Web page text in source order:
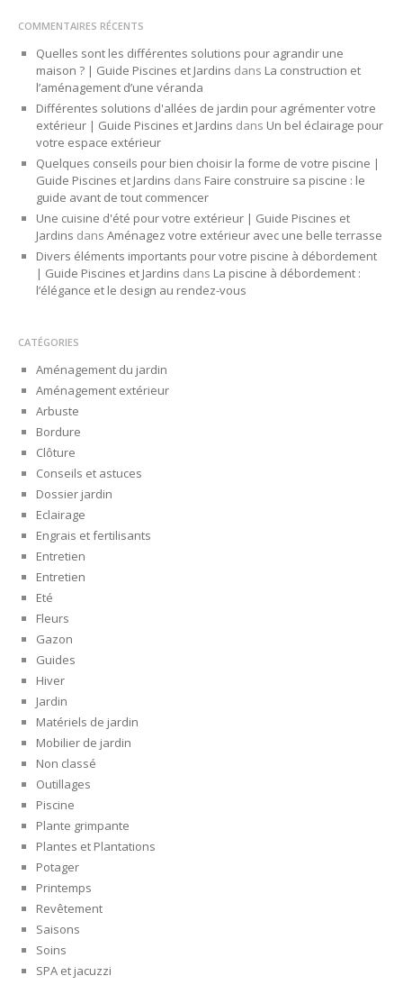
COMMENTAIRES RÉCENTS
Quelles sont les différentes solutions pour agrandir une
maison ? | Guide Piscines et Jardins dans La construction et
l’aménagement d’une véranda
Différentes solutions d'allées de jardin pour agrémenter votre
extérieur | Guide Piscines et Jardins dans Un bel éclairage pour
votre espace extérieur
Quelques conseils pour bien choisir la forme de votre piscine |
Guide Piscines et Jardins dans Faire construire sa piscine : le
guide avant de tout commencer
Une cuisine d'été pour votre extérieur | Guide Piscines et
Jardins dans Aménagez votre extérieur avec une belle terrasse
Divers éléments importants pour votre piscine à débordement
| Guide Piscines et Jardins dans La piscine à débordement :
l’élégance et le design au rendez-vous
CATÉGORIES
Aménagement du jardin
Aménagement extérieur
Arbuste
Bordure
Clôture
Conseils et astuces
Dossier jardin
Eclairage
Engrais et fertilisants
Entretien
Entretien
Eté
Fleurs
Gazon
Guides
Hiver
Jardin
Matériels de jardin
Mobilier de jardin
Non classé
Outillages
Piscine
Plante grimpante
Plantes et Plantations
Potager
Printemps
Revêtement
Saisons
Soins
SPA et jacuzzi